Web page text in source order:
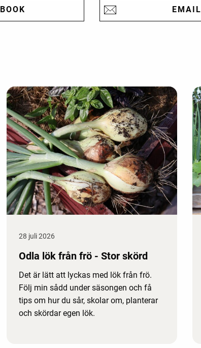
EMAIL
28 juli 2026
Odla lök från frö - Stor skörd
Det är lätt att lyckas med lök från frö.
Följ min sådd under säsongen och få
tips om hur du sår, skolar om, planterar
och skördar egen lök.